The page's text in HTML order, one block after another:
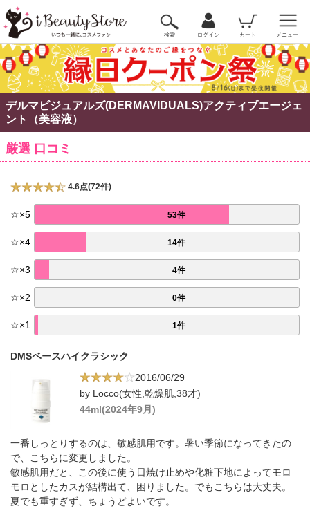
検索 ログイン カート メニュー
デルマビジュアルズ(DERMAVIDUALS)アクティブエージェ
ント（美容液）
厳選 口コミ
4.6点(72件)
☆×5 53件
☆×4 14件
☆×3 4件
☆×2 0件
☆×1 1件
DMSベースハイクラシック
2016/06/29
by Locco(女性,乾燥肌,38才)
44ml(2024年9月)
一番しっとりするのは、敏感肌用です。暑い季節になってきたの
で、こちらに変更しました。
敏感肌用だと、この後に使う日焼け止めや化粧下地によってモロ
モロとしたカスが結構出て、困りました。でもこちらは大丈夫。
夏でも重すぎず、ちょうどよいです。